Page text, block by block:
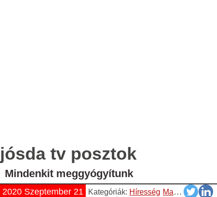
jósda tv posztok
Mindenkit meggyógyítunk
2020 Szeptember 21 Kategóriák: Híresség Magyar